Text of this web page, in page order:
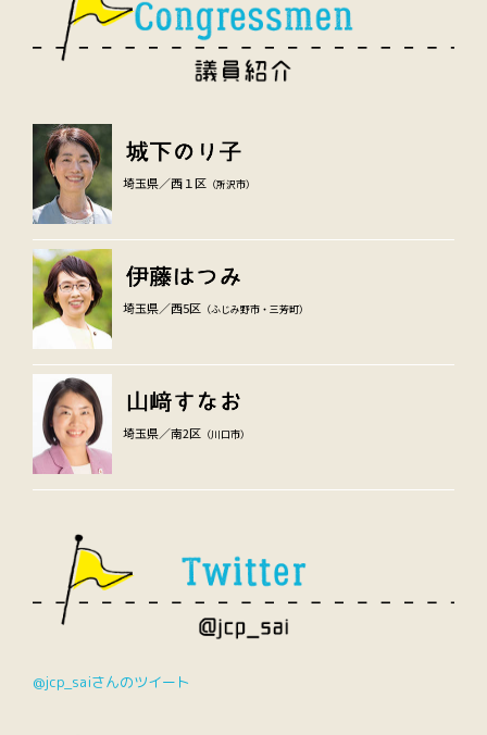
埼玉県／西１区 （所沢市）
埼玉県／西5区 （ふじみ野市・三芳町）
埼玉県／南2区 （川口市）
@jcp_saiさんのツイート